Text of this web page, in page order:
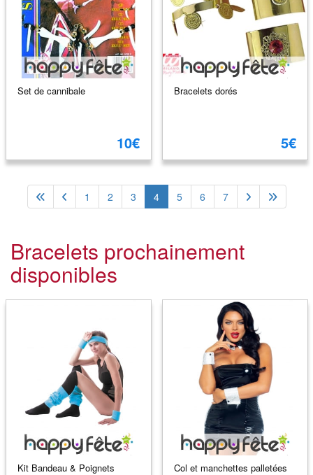
Set de cannibale
10€
Bracelets dorés
5€
1 2 3 4 5 6 7
Bracelets prochainement
disponibles
Kit Bandeau & Poignets
Col et manchettes palletées